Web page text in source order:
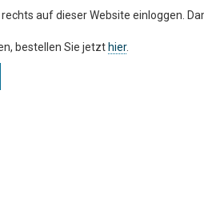
auf dieser Website einloggen.
bestellen Sie jetzt hier.